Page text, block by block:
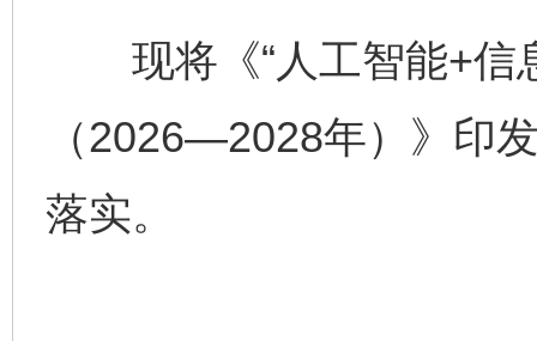
现将《“人工智能+信
（2026—2028年）》印
落实。